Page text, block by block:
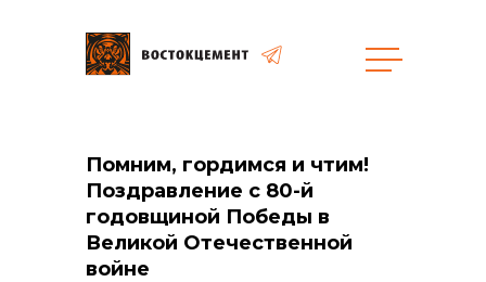
Объекты
общая информация
Помним, гордимся и чтим!
Поздравление с 80-й
годовщиной Победы в
Великой Отечественной
войне